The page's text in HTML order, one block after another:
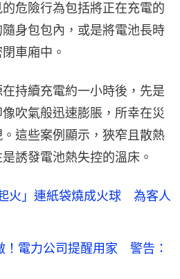
危險行為包括將正在充電的
身包包內，或是將電池長時
車廂中。
持續充電約一小時後，先是
吹氣般迅速膨脹，所幸在災
這些案例顯示，狹窄且散熱
誘發電池熱失控的溫床。
火」連紙袋燒成火球 為客人
！電力公司提醒用家 警告：